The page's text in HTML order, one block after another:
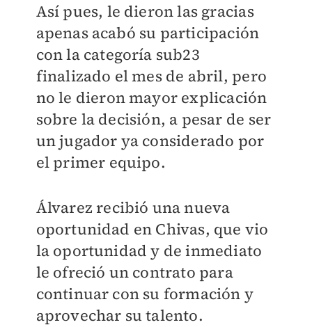
Así pues, le dieron las gracias
apenas acabó su participación
con la categoría sub23
finalizado el mes de abril, pero
no le dieron mayor explicación
sobre la decisión, a pesar de ser
un jugador ya considerado por
el primer equipo.
Álvarez recibió una nueva
oportunidad en Chivas, que vio
la oportunidad y de inmediato
le ofreció un contrato para
continuar con su formación y
aprovechar su talento.